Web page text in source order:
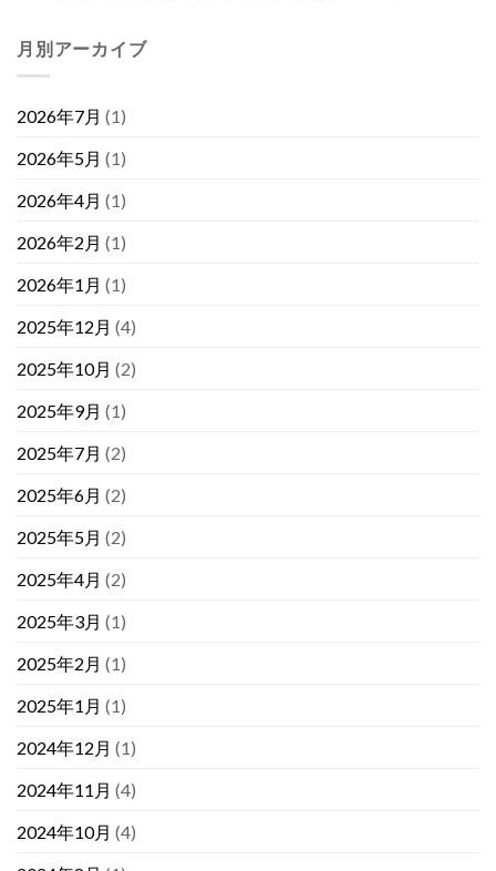
月別アーカイブ
2026年7月 (1)
2026年5月 (1)
2026年4月 (1)
2026年2月 (1)
2026年1月 (1)
2025年12月 (4)
2025年10月 (2)
2025年9月 (1)
2025年7月 (2)
2025年6月 (2)
2025年5月 (2)
2025年4月 (2)
2025年3月 (1)
2025年2月 (1)
2025年1月 (1)
2024年12月 (1)
2024年11月 (4)
2024年10月 (4)